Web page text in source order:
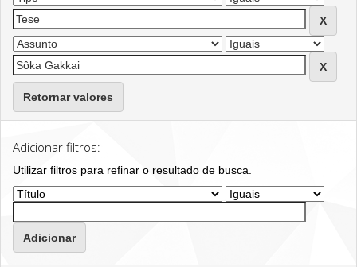
Retornar valores
Adicionar filtros:
Utilizar filtros para refinar o resultado de busca.